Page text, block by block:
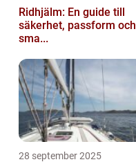
Ridhjälm: En guide till
säkerhet, passform och
sma...
28 september 2025